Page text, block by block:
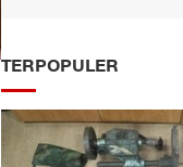
TERPOPULER